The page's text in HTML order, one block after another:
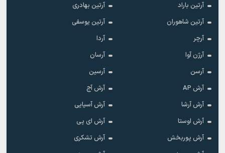
آرتین باراد
آرتین بهادری
آرتین شاهوران
آرتین یوسفی
آرچر
آردا
آرژن آوا
آرسان
آرسن
آرسین
آرش AP
آرش آج
آرش آرشا
آرش آسیایی
آرش اوستا
آرش ای پی
آرش پوربخش
آرش تشکری